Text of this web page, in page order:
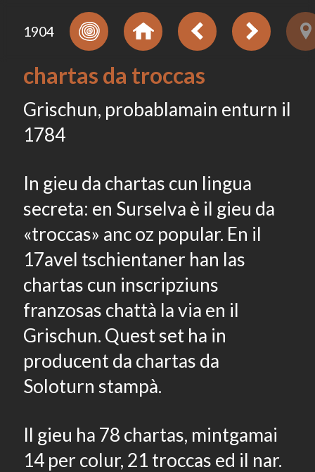
1904
chartas da troccas
Grischun, probablamain enturn il
1784
In gieu da chartas cun lingua
secreta: en Surselva è il gieu da
«troccas» anc oz popular. En il
17avel tschientaner han las
chartas cun inscripziuns
franzosas chattà la via en il
Grischun. Quest set ha in
producent da chartas da
Soloturn stampà.
Il gieu ha 78 chartas, mintgamai
14 per colur, 21 troccas ed il nar.